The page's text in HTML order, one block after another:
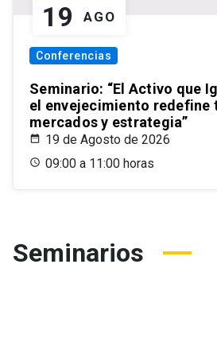
19 AGO
Conferencias
Seminario: “El Activo que
el envejecimiento redefine
mercados y estrategia”
19 de Agosto de 2026
09:00 a 11:00 horas
Seminarios